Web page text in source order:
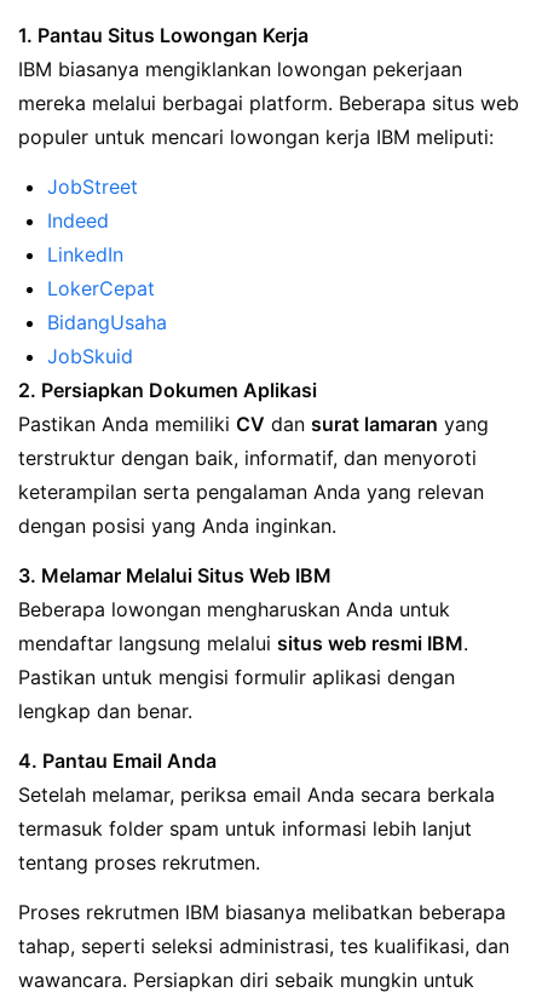
1. Pantau Situs Lowongan Kerja
IBM biasanya mengiklankan lowongan pekerjaan
mereka melalui berbagai platform. Beberapa situs web
populer untuk mencari lowongan kerja IBM meliputi:
JobStreet
Indeed
LinkedIn
LokerCepat
BidangUsaha
JobSkuid
2. Persiapkan Dokumen Aplikasi
Pastikan Anda memiliki CV dan surat lamaran yang
terstruktur dengan baik, informatif, dan menyoroti
keterampilan serta pengalaman Anda yang relevan
dengan posisi yang Anda inginkan.
3. Melamar Melalui Situs Web IBM
Beberapa lowongan mengharuskan Anda untuk
mendaftar langsung melalui situs web resmi IBM.
Pastikan untuk mengisi formulir aplikasi dengan
lengkap dan benar.
4. Pantau Email Anda
Setelah melamar, periksa email Anda secara berkala
termasuk folder spam untuk informasi lebih lanjut
tentang proses rekrutmen.
Proses rekrutmen IBM biasanya melibatkan beberapa
tahap, seperti seleksi administrasi, tes kualifikasi, dan
wawancara. Persiapkan diri sebaik mungkin untuk